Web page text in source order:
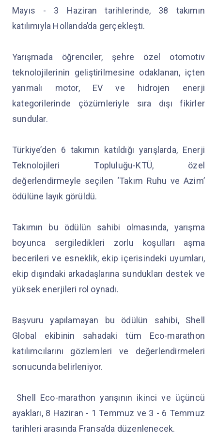
Mayıs - 3 Haziran tarihlerinde, 38 takımın
katılımıyla Hollanda’da gerçekleşti.
Yarışmada öğrenciler, şehre özel otomotiv
teknolojilerinin geliştirilmesine odaklanan, içten
yanmalı motor, EV ve hidrojen enerji
kategorilerinde çözümleriyle sıra dışı fikirler
sundular.
Türkiye’den 6 takımın katıldığı yarışlarda, Enerji
Teknolojileri Topluluğu-KTÜ, özel
değerlendirmeyle seçilen ‘Takım Ruhu ve Azim’
ödülüne layık görüldü.
Takımın bu ödülün sahibi olmasında, yarışma
boyunca sergiledikleri zorlu koşulları aşma
becerileri ve esneklik, ekip içerisindeki uyumları,
ekip dışındaki arkadaşlarına sundukları destek ve
yüksek enerjileri rol oynadı.
Başvuru yapılamayan bu ödülün sahibi, Shell
Global ekibinin sahadaki tüm Eco-marathon
katılımcılarını gözlemleri ve değerlendirmeleri
sonucunda belirleniyor.
Shell Eco-marathon yarışının ikinci ve üçüncü
ayakları, 8 Haziran - 1 Temmuz ve 3 - 6 Temmuz
tarihleri arasında Fransa’da düzenlenecek.